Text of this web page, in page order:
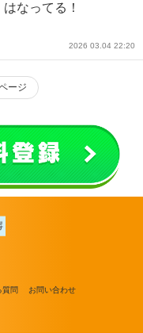
なってる！
2026 03.04 22:20
ージ
質問 お問い合わせ